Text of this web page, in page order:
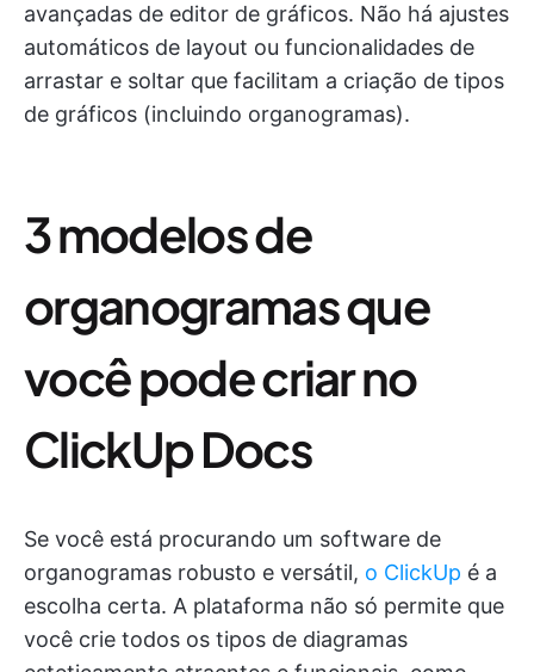
avançadas de editor de gráficos. Não há ajustes
automáticos de layout ou funcionalidades de
arrastar e soltar que facilitam a criação de tipos
de gráficos (incluindo organogramas).
3 modelos de
organogramas que
você pode criar no
ClickUp Docs
Se você está procurando um software de
organogramas robusto e versátil, o ClickUp é a
escolha certa. A plataforma não só permite que
você crie todos os tipos de diagramas